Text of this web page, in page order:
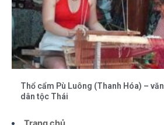
Thổ cẩm Pù Luông (Thanh Hóa) –
dân tộc Thái